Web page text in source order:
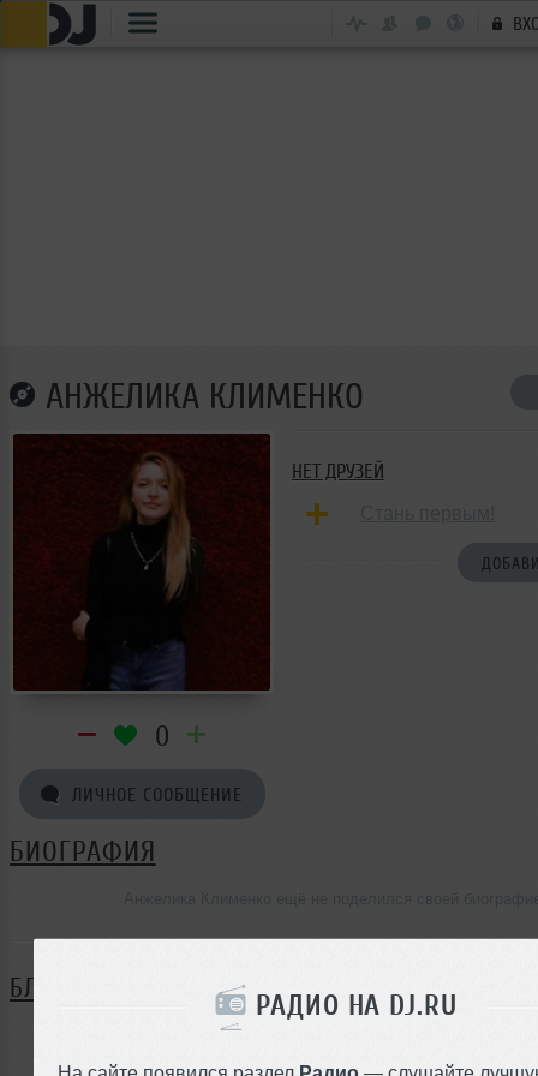
РАДИО НА DJ.RU
На сайте появился раздел Радио — слушайте
АНЖЕЛИКА КЛИМЕНКО
0
ЛИЧНОЕ СООБЩЕНИЕ
НЕТ ДРУЗЕЙ
БИОГРАФИЯ
БЛОГ